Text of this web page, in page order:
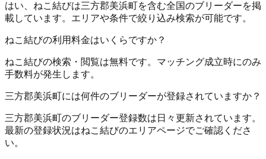
はい、ねこ結びは三方郡美浜町を含む全国のブリーダーを掲
載しています。エリアや条件で絞り込み検索が可能です。
ねこ結びの利用料金はいくらですか？
ねこ結びの検索・閲覧は無料です。マッチング成立時にのみ
手数料が発生します。
三方郡美浜町には何件のブリーダーが登録されていますか？
三方郡美浜町のブリーダー登録数は日々更新されています。
最新の登録状況はねこ結びのエリアページでご確認くださ
い。